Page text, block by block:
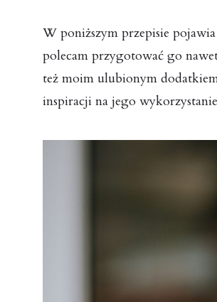
W poniższym przepisie pojawia
polecam przygotować go
też moim ulubionym
inspiracji na jego